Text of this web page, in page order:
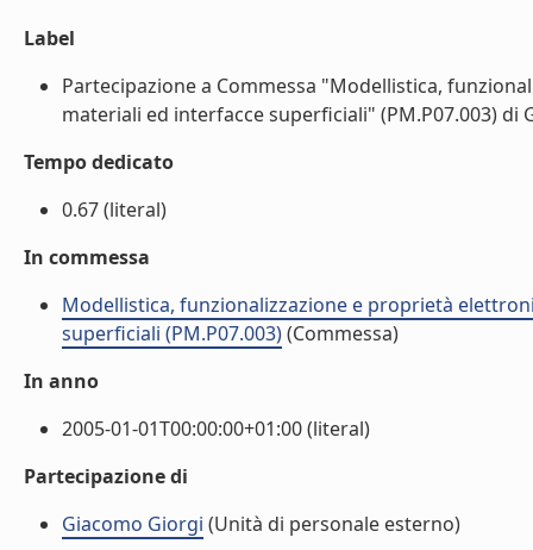
Label
Partecipazione a Commessa "Modellistica,
materiali ed interfacce superficiali" (PM.P07.003) di
Tempo dedicato
0.67 (literal)
In commessa
Modellistica, funzionalizzazione e proprietà
superficiali (PM.P07.003)(Commessa)
In anno
2005-01-01T00:00:00+01:00 (literal)
Partecipazione di
Giacomo Giorgi (Unità di personale esterno)